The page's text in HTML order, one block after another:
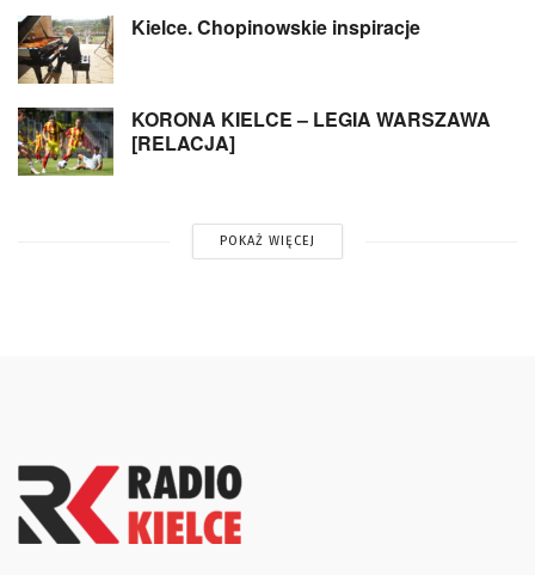
Kielce. Chopinowskie inspiracje
KORONA KIELCE – LEGIA WARSZAWA
[RELACJA]
POKAŻ WIĘCEJ